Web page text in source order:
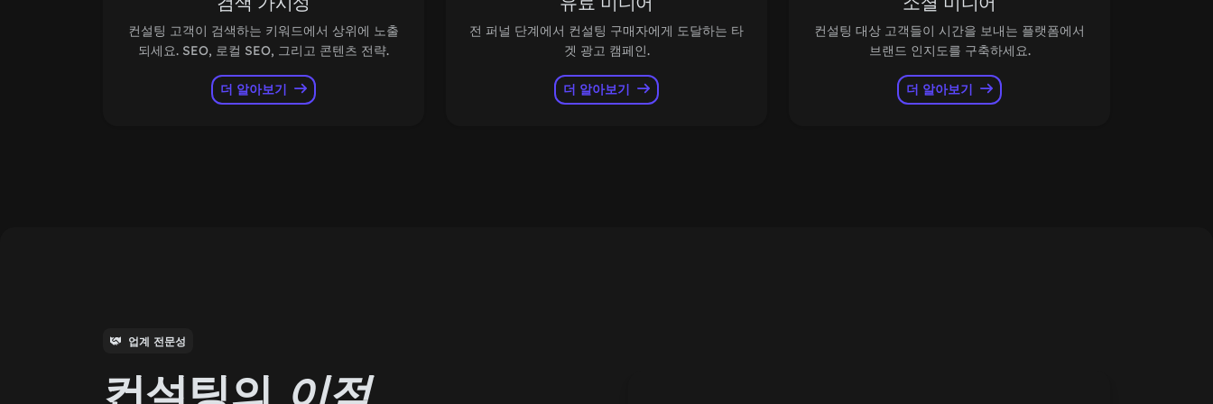
컨설팅 고객이 검색하는 키워드에서 상위에 노출
되세요. SEO, 로컬 SEO, 그리고 콘텐츠 전략.
더 알아보기
전 퍼널 단계에서 컨설팅 구매자에게 도달하는 타
겟 광고 캠페인.
더 알아보기
컨설팅 대상 고객들이 시간을 보내는 플랫폼에서
브랜드 인지도를 구축하세요.
더 알아보기
업계 전문성
컨설팅의